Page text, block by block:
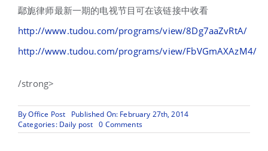
鄢旎律师最新一期的电视节目可在该链接中收看
http://www.tudou.com/programs/view/8Dg7aaZvRtA/
http://www.tudou.com/programs/view/FbVGmAXAzM4/
/strong>
ByOffice Post
Published On: February 27th, 2014
Categories: Daily post 0 Commentson
委